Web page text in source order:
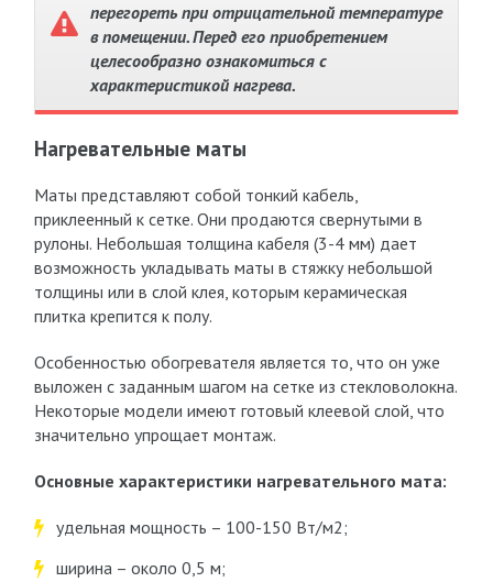
перегореть при отрицательной температуре
в помещении. Перед его приобретением
целесообразно ознакомиться с
характеристикой нагрева.
Нагревательные маты
Маты представляют собой тонкий кабель,
приклеенный к сетке. Они продаются свернутыми в
рулоны. Небольшая толщина кабеля (3-4 мм) дает
возможность укладывать маты в стяжку небольшой
толщины или в слой клея, которым керамическая
плитка крепится к полу.
Особенностью обогревателя является то, что он уже
выложен с заданным шагом на сетке из стекловолокна.
Некоторые модели имеют готовый клеевой слой, что
значительно упрощает монтаж.
Основные характеристики нагревательного мата:
удельная мощность – 100-150 Вт/м2;
ширина – около 0,5 м;